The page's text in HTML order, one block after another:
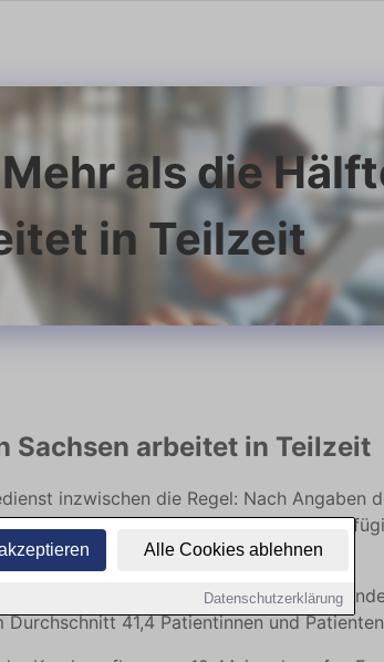
Alle Cookies ablehnen
Datenschutzerklärung
als die
in Teilzeit
Sachsen arbeitet in Teilzeit
inzwischen die Regel: Nach Angaben
57,4 Prozent teilzeit- oder
Patientinnen und Patienten
41,4 Patientinnen und